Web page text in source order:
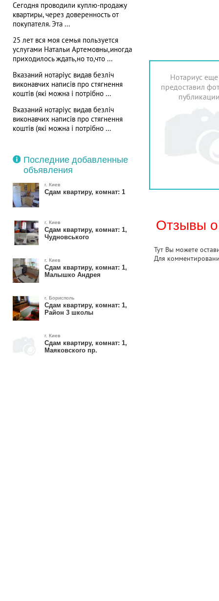
Сегодня проводили куплю-продажу
квартиры, через доверенность от
покупателя. Эта ...
25 лет вся моя семья пользуется
услугами Натальи Артемовны,иногда
приходилось ждать,но то,что ...
Вказаний нотаріус видав безліч
виконавчих написів про стягнення
коштів (які можна і потрібно ...
Вказаний нотаріус видав безліч
виконавчих написів про стягнення
коштів (які можна і потрібно ...
Последние добавленные
объявления
г. Киев
Сдам квартиру, комнат: 1
г. Киев
Сдам квартиру, комнат: 1,
Чудновського
г. Киев
Сдам квартиру, комнат: 1,
Малышко Андрея
г. Борисполь
Сдам квартиру, комнат: 1,
Район 3 школы
г. Киев
Сдам квартиру, комнат: 1,
Маяковского пр.
Нотариус
предоставил
Отзывы о
Тут Вы можете
Для